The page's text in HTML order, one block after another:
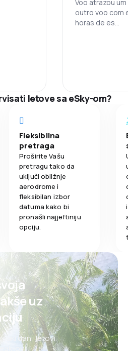
3,8
Voo atrazou
outro voo com
horas de es
Mreža letova
Udobnost
Prevoz
letove sa eSky-om?
Fleksibilna
pretraga
Proširite Vašu
pretragu tako da
uključi obližnje
aerodrome i
fleksibilan izbor
datuma kako bi
pronašli najjeftiniju
opciju.
uz
dan: letovi,
ovi